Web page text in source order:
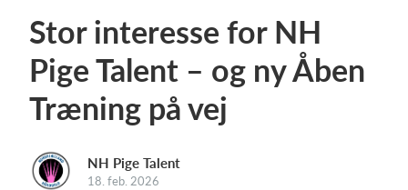
Presseomtale
Funktioner
Kalender
Hjemmeside
Stor interesse for NH
Pige Talent – og ny Åben
Træning på vej
NH Pige Talent
18. feb. 2026